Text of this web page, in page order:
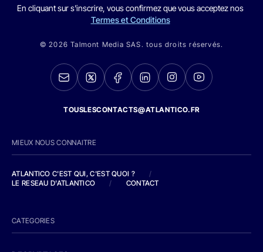
En cliquant sur s'inscrire, vous confirmez que vous acceptez nos
Termes et Conditions
© 2026 Talmont Media SAS. tous droits réservés.
TOUSLESCONTACTS@ATLANTICO.FR
MIEUX NOUS CONNAITRE
ATLANTICO C'EST QUI, C'EST QUOI ?
/
LE RESEAU D'ATLANTICO
/ CONTACT
CATEGORIES